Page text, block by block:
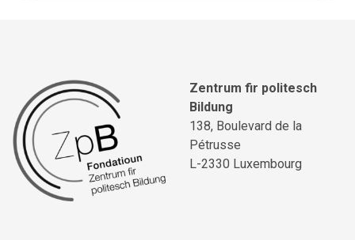
Zentrum fir politesch
Bildung
138, Boulevard de la
Pétrusse
L-2330 Luxembourg